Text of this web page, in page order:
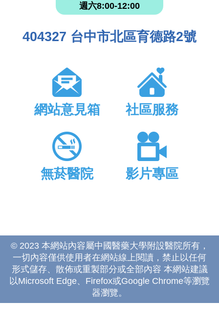
週六8:00-12:00
404327 台中市北區育德路2號
網站意見箱 社區服務
無菸醫院 影片專區
© 2023 本網站內容屬中國醫藥大學附設醫院所有，
一切內容僅供使用者在網站線上閱讀，禁止以任何
形式儲存、散佈或重製部分或全部內容 本網站建議
以Microsoft Edge、Firefox或Google Chrome等瀏覽
器瀏覽。